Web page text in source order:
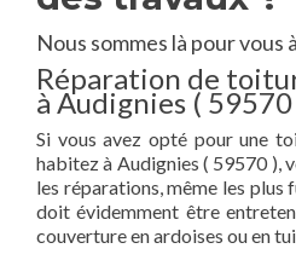
Nous sommes là pour vous
Réparation de
à Audignies ( 59570
Si vous avez opté pour une
habitez à Audignies ( 59570 ),
les réparations, même les plus
doit évidemment être
couverture en ardoises ou en